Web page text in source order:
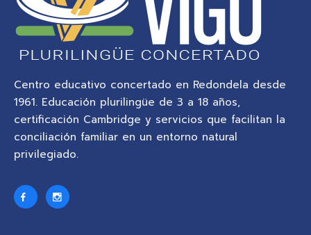
Centro educativo concertado en Redondela desde
1961. Educación plurilingüe de 3 a 18 años,
certificación Cambridge y servicios que facilitan la
conciliación familiar en un entorno natural
privilegiado.